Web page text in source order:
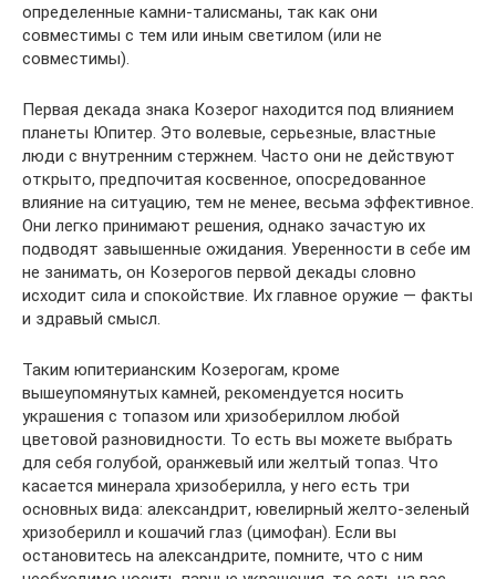
определенные камни-талисманы, так как они
совместимы с тем или иным светилом (или не
совместимы).
Первая декада знака Козерог находится под влиянием
планеты Юпитер. Это волевые, серьезные, властные
люди с внутренним стержнем. Часто они не действуют
открыто, предпочитая косвенное, опосредованное
влияние на ситуацию, тем не менее, весьма эффективное.
Они легко принимают решения, однако зачастую их
подводят завышенные ожидания. Уверенности в себе им
не занимать, он Козерогов первой декады словно
исходит сила и спокойствие. Их главное оружие — факты
и здравый смысл.
Таким юпитерианским Козерогам, кроме
вышеупомянутых камней, рекомендуется носить
украшения с топазом или хризобериллом любой
цветовой разновидности. То есть вы можете выбрать
для себя голубой, оранжевый или желтый топаз. Что
касается минерала хризоберилла, у него есть три
основных вида: александрит, ювелирный желто-зеленый
хризоберилл и кошачий глаз (цимофан). Если вы
остановитесь на александрите, помните, что с ним